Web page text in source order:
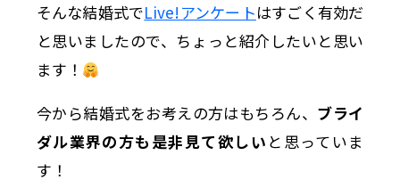
そんな結婚式でLive!アンケートはすごく有効だ
と思いましたので、ちょっと紹介したいと思い
ます！
今から結婚式をお考えの方はもちろん、 ブライ
ダル業界の方も是非見て欲しい と思っていま
す！